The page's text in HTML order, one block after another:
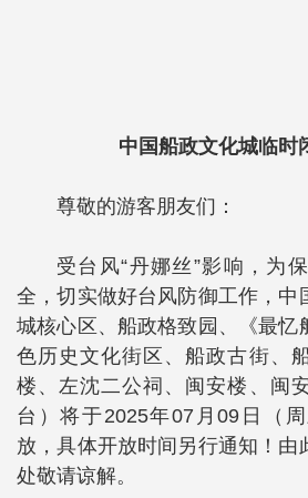
中国船政文化城临时
尊敬的游客朋友们：
受台风“丹娜丝”影响，为
全，切实做好台风防御工作，中
城核心区、船政格致园、《最忆
色历史文化街区、船政古街、
楼、左沈二公祠、闽安楼、闽
台）将于2025年07月09日（
放，具体开放时间另行通知！由
处敬请谅解。